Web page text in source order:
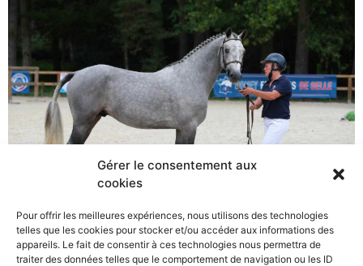
Gérer le consentement aux
cookies
Pour offrir les meilleures expériences, nous utilisons des technologies
telles que les cookies pour stocker et/ou accéder aux informations des
appareils. Le fait de consentir à ces technologies nous permettra de
traiter des données telles que le comportement de navigation ou les ID
Logan des Iris, étalon PFS, disponible en IAC auprès de
l’élevage des Iris.